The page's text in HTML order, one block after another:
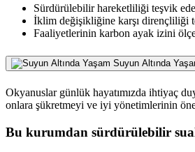
Sürdürülebilir hareketliliği teşvik
İklim değişikliğine karşı dirençliliği
Faaliyetlerinin karbon ayak izini
Suyun Altında
Okyanuslar günlük hayatımızda ihtiyaç
onlara şükretmeyi ve iyi yönetimlerinin
Bu kurumdan sürdürülebilir